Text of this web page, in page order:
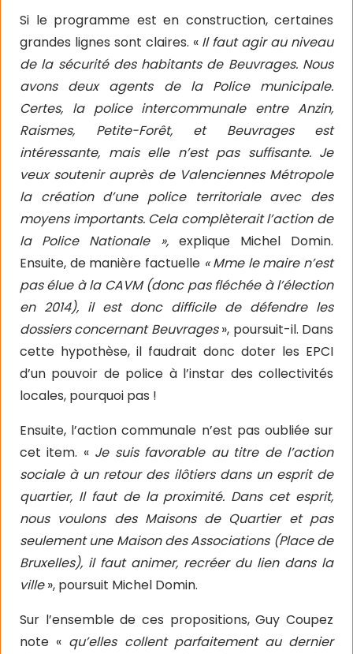
Si le programme est en construction, certaines
grandes lignes sont claires. « Il faut agir au niveau
de la sécurité des habitants de Beuvrages. Nous
avons deux agents de la Police municipale.
Certes, la police intercommunale entre Anzin,
Raismes, Petite-Forêt, et Beuvrages est
intéressante, mais elle n’est pas suffisante. Je
veux soutenir auprès de Valenciennes Métropole
la création d’une police territoriale avec des
moyens importants. Cela complèterait l’action de
la Police Nationale », explique Michel Domin.
Ensuite, de manière factuelle « Mme le maire n’est
pas élue à la CAVM (donc pas fléchée à l’élection
en 2014), il est donc difficile de défendre les
dossiers concernant Beuvrages», poursuit-il. Dans
cette hypothèse, il faudrait donc doter les EPCI
d’un pouvoir de police à l’instar des collectivités
locales, pourquoi pas !
Ensuite, l’action communale n’est pas oubliée sur
cet item. «Je suis favorable au titre de l’action
sociale à un retour des ilôtiers dans un esprit de
quartier, Il faut de la proximité. Dans cet esprit,
nous voulons des Maisons de Quartier et pas
seulement une Maison des Associations (Place de
Bruxelles), il faut animer, recréer du lien dans la
ville», poursuit Michel Domin.
Sur l’ensemble de ces propositions, Guy Coupez
note « qu’elles collent parfaitement au dernier